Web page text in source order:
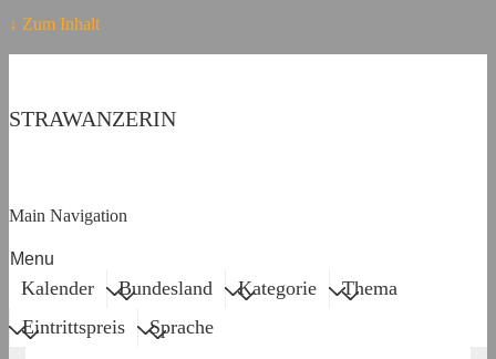
↓ Zum Inhalt
STRAWANZERIN
Main Navigation
Menu
Kalender Bundesland Kategorie
Thema
Eintrittspreis
Sprache